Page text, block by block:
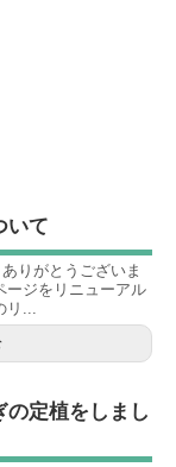
いて
りがとうございま
ージをリニューアル
リ...
の定植をしまし